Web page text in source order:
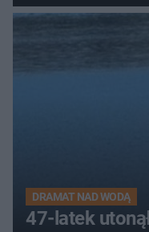
DRAMAT NAD WODĄ
47-latek